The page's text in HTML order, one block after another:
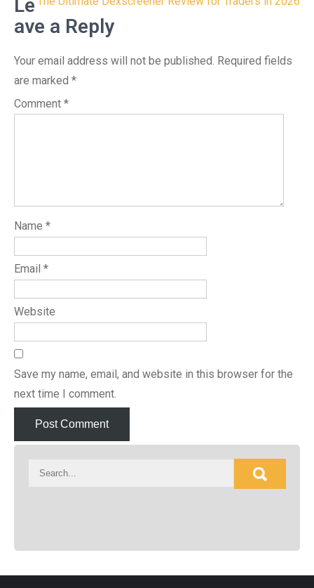
Le
ave a Reply
Your email address will not be published. Required fields
are marked *
Comment *
Name *
Email *
Website
Save my name, email, and website in this browser for the
next time I comment.